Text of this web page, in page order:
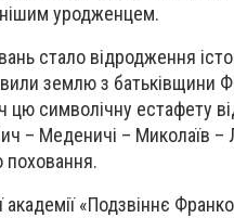
уродженцем.
стало відродження
землю з батьківщини
цю символічну естафету
– Меденичі – Миколаїв
поховання.
«Подзвіннє